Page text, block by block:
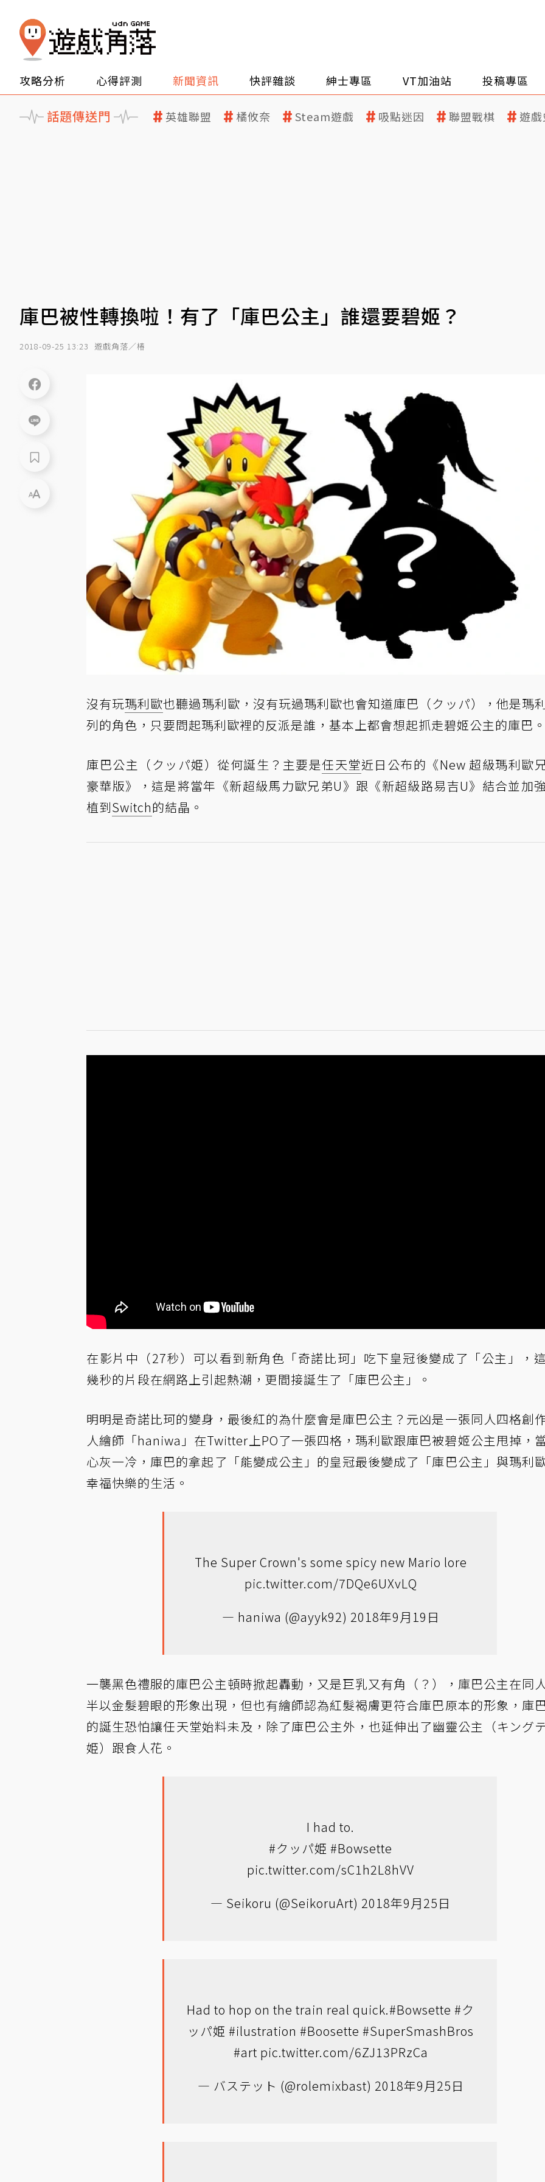
攻略分析 心得評測 新聞資訊 快評雜談 紳士專區 VT加油站 投稿專區
話題傳送門 英雄聯盟 橘攸奈 Steam遊戲 吸點迷因 聯盟戰棋 遊
庫巴被性轉換啦！有了「庫巴公主」誰還要碧姬？
2018-09-25 13:23 遊戲角落／椿
沒有玩瑪利歐也聽過瑪利歐，沒有玩過瑪利歐也會知道庫巴（クッパ），他是瑪
列的角色，只要問起瑪利歐裡的反派是誰，基本上都會想起抓走碧姬公主的庫巴
庫巴公主（クッパ姫）從何誕生？主要是任天堂近日公布的《New 超級瑪利歐
豪華版》，這是將當年《新超級馬力歐兄弟U》跟《新超級路易吉U》結合並加
植到Switch的結晶。
在影片中（27秒）可以看到新角色「奇諾比珂」吃下皇冠後變成了「公主」，
幾秒的片段在網路上引起熱潮，更間接誕生了「庫巴公主」。
明明是奇諾比珂的變身，最後紅的為什麼會是庫巴公主？元凶是一張同人四格創
人繪師「haniwa」在Twitter上PO了一張四格，瑪利歐跟庫巴被碧姬公主甩掉，
心灰一冷，庫巴的拿起了「能變成公主」的皇冠最後變成了「庫巴公主」與瑪利
幸福快樂的生活。
The Super Crown's some spicy new Mario lore
pic.twitter.com/7DQe6UXvLQ
— haniwa (@ayyk92) 2018年9月19日
一襲黑色禮服的庫巴公主頓時掀起轟動，又是巨乳又有角（？），庫巴公主在同
半以金髮碧眼的形象出現，但也有繪師認為紅髮褐膚更符合庫巴原本的形象，庫
的誕生恐怕讓任天堂始料未及，除了庫巴公主外，也延伸出了幽靈公主（キング
姫）跟食人花。
I had to.
#クッパ姫 #Bowsette
pic.twitter.com/sC1h2L8hVV
— Seikoru (@SeikoruArt) 2018年9月25日
Had to hop on the train real quick.#Bowsette #ク
ッパ姫 #ilustration #Boosette #SuperSmashBros
#art pic.twitter.com/6ZJ13PRzCa
— バステット (@rolemixbast) 2018年9月25日